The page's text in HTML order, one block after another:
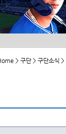
> 구단 > 구단소식 >